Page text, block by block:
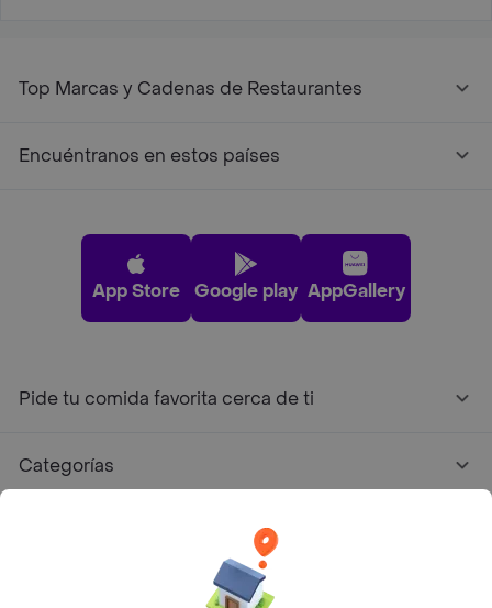
Top Marcas y Cadenas de Restaurantes
Encuéntranos en estos países
App Store Google play AppGallery
Pide tu comida favorita cerca de ti
Categorías